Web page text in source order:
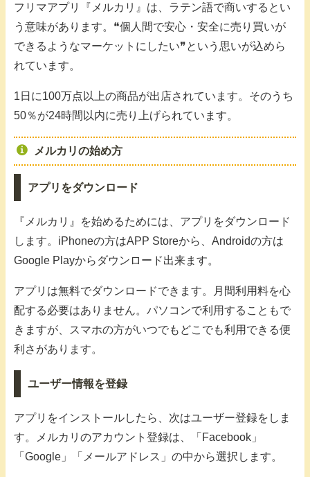
フリマアプリ『メルカリ』は、ラテン語で商いするとい
う意味があります。❝個人間で安心・安全に売り買いが
できるようなマーケットにしたい❞という思いが込めら
れています。
1日に100万点以上の商品が出店されています。そのうち
50％が24時間以内に売り上げられています。
メルカリの始め方
アプリをダウンロード
『メルカリ』を始めるためには、アプリをダウンロード
します。iPhoneの方はAPP Storeから、Androidの方は
Google Playからダウンロード出来ます。
アプリは無料でダウンロードできます。月間利用料を心
配する必要はありません。パソコンで利用することもで
きますが、スマホの方がいつでもどこでも利用できる便
利さがあります。
ユーザー情報を登録
アプリをインストールしたら、次はユーザー登録をしま
す。メルカリのアカウント登録は、「Facebook」
「Google」「メールアドレス」の中から選択します。